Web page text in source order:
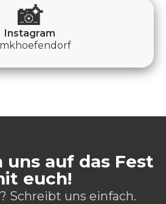
📸
Instagram
auf das Fest
euch!
Schreibt uns einfach.